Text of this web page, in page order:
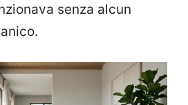
senza alcun